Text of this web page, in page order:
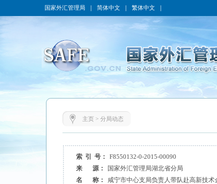
国家外汇管理局 简体中文 繁体中文
主页> 分局动态
索 引 号：
F8550132-0-2015-00090
来 源：
国家外汇管理局湖北省分局
名 称：
咸宁市中心支局负责人带队赴高新技术